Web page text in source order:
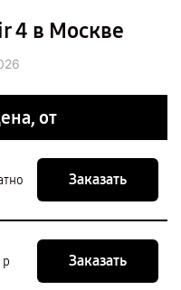
4 в Москве
от
Заказать
Заказать